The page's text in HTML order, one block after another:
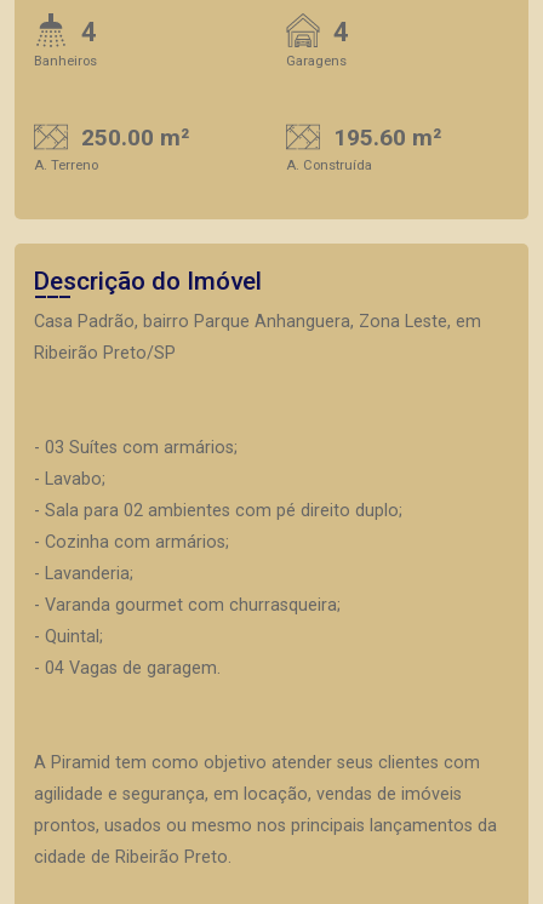
4
Banheiros
4
Garagens
250.00 m²
A. Terreno
195.60 m²
A. Construída
Descrição do Imóvel
Casa Padrão, bairro Parque Anhanguera, Zona Leste, em
Ribeirão Preto/SP
- 03 Suítes com armários;
- Lavabo;
- Sala para 02 ambientes com pé direito duplo;
- Cozinha com armários;
- Lavanderia;
- Varanda gourmet com churrasqueira;
- Quintal;
- 04 Vagas de garagem.
A Piramid tem como objetivo atender seus clientes com
agilidade e segurança, em locação, vendas de imóveis
prontos, usados ou mesmo nos principais lançamentos da
cidade de Ribeirão Preto.